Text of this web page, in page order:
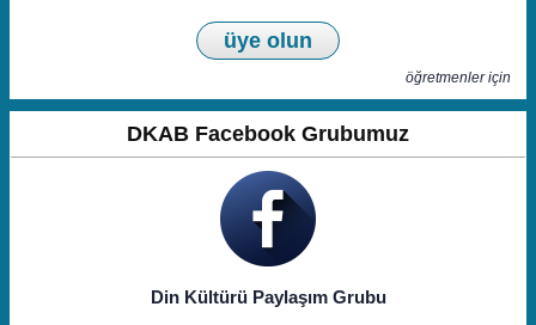
üye olun
öğretmenler için
DKAB Facebook Grubumuz
Din Kültürü Paylaşım Grubu